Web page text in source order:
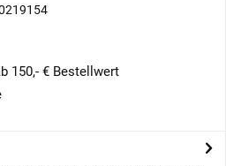
150,- € Bestellwert